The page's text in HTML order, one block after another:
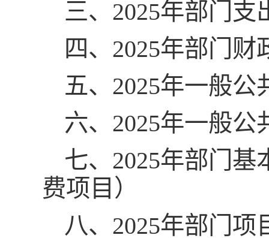
三、2025年部门支
四、2025年部门
五、2025年一般
六、2025年一般公
七、2025年部门
费项目）
八、2025年部门